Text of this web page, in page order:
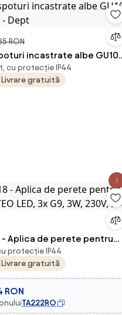
RON
incastrate albe GU10
- Dept
cu protecție IP44
Livrare gratuită
- Aplica de perete pentru
LED, 3x G9, 3W, 230V, IP44
protecție IP44
Livrare gratuită
RON
TA222RO